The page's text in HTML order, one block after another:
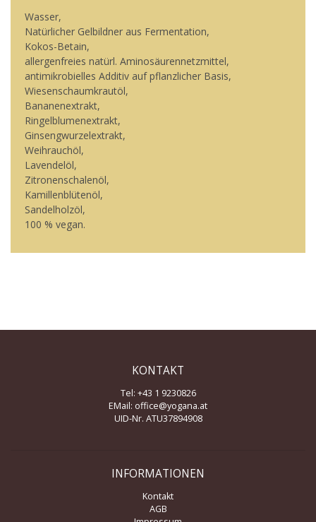
Wasser,
Natürlicher Gelbildner aus Fermentation,
Kokos-Betain,
allergenfreies natürl. Aminosäurennetzmittel,
antimikrobielles Additiv auf pflanzlicher Basis,
Wiesenschaumkrautöl,
Bananenextrakt,
Ringelblumenextrakt,
Ginsengwurzelextrakt,
Weihrauchöl,
Lavendelöl,
Zitronenschalenöl,
Kamillenblütenöl,
Sandelholzöl,
100 % vegan.
KONTAKT
Tel: +43 1 9230826
EMail: office@yogana.at
UID-Nr. ATU37894908
INFORMATIONEN
Kontakt
AGB